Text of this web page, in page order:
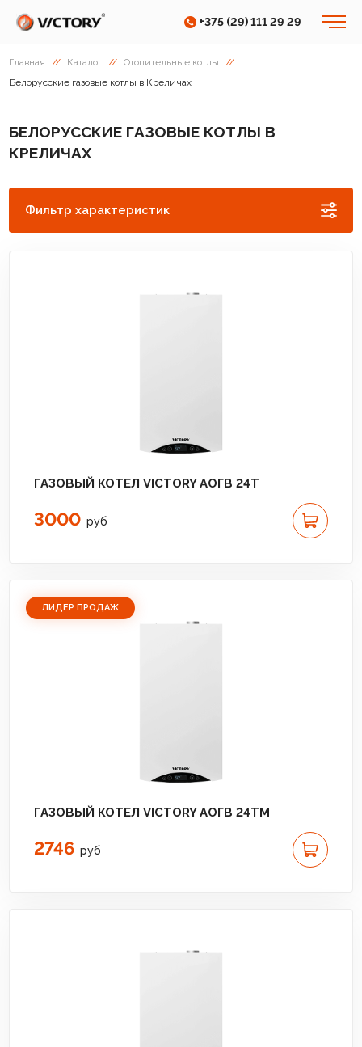
+375 (29) 111 29 29
Главная // Каталог // Отопительные котлы
//
Белорусские газовые котлы в Креличах
БЕЛОРУССКИЕ ГАЗОВЫЕ КОТЛЫ В
КРЕЛИЧАХ
Фильтр характеристик
ГАЗОВЫЙ КОТЕЛ VICTORY АОГВ 24T
3000 руб
ЛИДЕР ПРОДАЖ
ГАЗОВЫЙ КОТЕЛ VICTORY АОГВ 24TM
2746 руб